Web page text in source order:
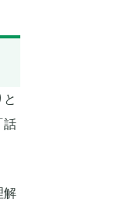
話
解